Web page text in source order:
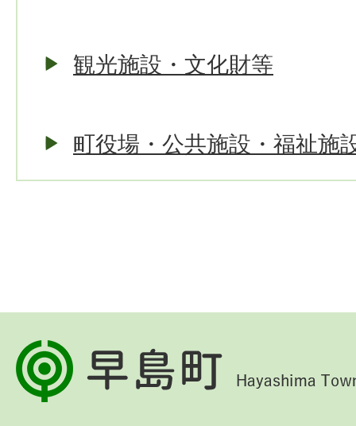
観光施設・文化財等
町役場・公共施設・福祉施
早
島